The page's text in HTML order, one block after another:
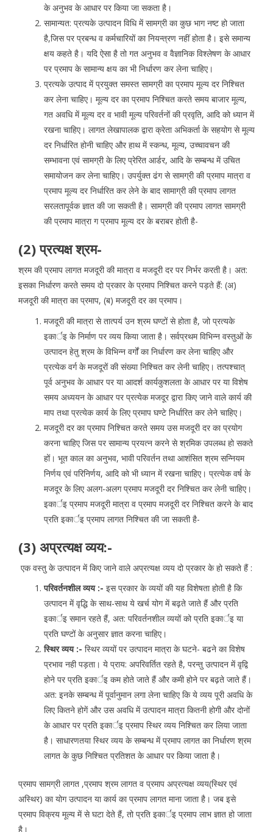
के अनुभव के आधार पर किया जा सकता है।
सामान्यत: प्रत्यके उत्पादन विधि में सामग्री का कुछ भाग नष्ट हो जाता
है,जिस पर प्रबन्ध व कर्मचारियों का नियन्त्रण नहीं होता है। इसे समान्य
क्षय कहते है। यदि ऐसा है तो गत अनुभव व वैज्ञानिक विश्लेषण के आधार
पर प्रमाप के सामान्य क्षय का भी निर्धारण कर लेना चाहिए।
प्रत्यके उत्पाद में प्रयुक्त समस्त सामग्री का प्रमाप मूल्य दर निश्चित
कर लेना चाहिए। मूल्य दर का प्रमाप निश्चित करते समय बाजार मूल्य,
गत अवधि में मूल्य दर व भावी मूल्य परिवर्तनों की प्रवृति, आदि को ध्यान में
रखना चाहिए। लागत लेखापालक द्वारा क्रेता अभिकर्ता के सहयोग से मूल्य
दर निर्धारित होनी चाहिए और हाथ में स्कन्ध, मूल्य, उच्चावचन की
सम्भावना एवं सामग्री के लिए प्रेरित आर्डर, आदि के सम्बन्ध में उचित
समायोजन कर लेना चाहिए। उपर्युक्त ढंग से सामग्री की प्रमाप मात्रा व
प्रमाप मूल्य दर निर्धारित कर लेने के बाद सामाग्री की प्रमाप लागत
सरलतापूर्वक ज्ञात की जा सकती है। सामग्री की प्रमाप लागत सामग्री
की प्रमाप मात्रा ग प्रमाप मूल्य दर के बराबर होती है-
(2) प्रत्यक्ष श्रम-
श्रम की प्रमाप लागत मजदूरी की मात्रा व मजदूरी दर पर निर्भर करती है। अत:
इसका निर्धारण करते समय दो प्रकार के प्रमाप निश्चित करने पड़ते हैं: (अ)
मजदूरी की मात्रा का प्रमाप, (ब) मजदूरी दर का प्रमाप।
मजदूरी की मात्रा से तात्पर्य उन श्रम घण्टों से होता है, जो प्रत्यके
इकार्इ के निर्माण पर व्यय किया जाता है। सर्वप्रथम विभिन्न वस्तुओं के
उत्पादन हेतु श्रम के विभिन्न वर्गों का निर्धारण कर लेना चाहिए और
प्रत्येक वर्ग के मजदूरों की संख्या निश्चित कर लेनी चाहिए। तत्पश्चात्
पूर्व अनुभव के आधार पर या आदर्श कार्यकुशलता के आधार पर या विशेष
समय अध्ययन के आधार पर प्रत्येक मजदूर द्वारा किए जाने वाले कार्य की
माप तथा प्रत्येक कार्य के लिए प्रमाप घण्टे निर्धारित कर लेने चाहिए।
मजदूरी दर का प्रमाप निश्चित करते समय उस मजदूरी दर का प्रयोग
करना चाहिए जिस पर सामान्य प्रयत्न करने से श्रमिक उपलब्ध हो सकते
हों। भूत काल का अनुभव, भावी परिवर्तन तथा आशंसित श्रम सन्नियम
निर्णय एवं परिनिर्णय, आदि को भी ध्यान में रखना चाहिए। प्रत्येक वर्ष के
मजदूर के लिए अलग-अलग प्रमाप मजदूरी दर निश्चित कर लेनी चाहिए।
इकार्इ प्रमाप मजदूरी मात्रा व प्रमाप मजदूरी दर निश्चित करने के बाद
प्रति इकार्इ प्रमाप लागत निश्चित की जा सकती है-
(3) अप्रत्यक्ष व्यय:-
एक वस्तु के उत्पादन में किए जाने वाले अप्रत्यक्ष व्यय दो प्रकार के हो सकते हैं :
परिवर्तनशील व्यय :- इस प्रकार के व्ययों की यह विशेषता होती है कि
उत्पादन में वृद्धि के साथ-साथ ये खर्च योग में बढ़ते जाते हैं और प्रति
इकार्इ समान रहते हैं, अत: परिवर्तनशील व्ययों को प्रति इकार्इ या
प्रति घण्टों के अनुसार ज्ञात करना चाहिए।
स्थिर व्यय :- स्थिर व्ययों पर उत्पादन मात्रा के घटने- बढने का विशेष
प्रभाव नही पड़ता। ये प्राय: अपरिवर्तित रहते है, परन्तु उत्पादन में वृद्वि
होने पर प्रति इकार्इ कम होते जाते हैं और कमी होने पर बढ़ते जाते हैं।
अत: इनके सम्बन्ध में पूर्वानुमान लगा लेना चाहिए कि ये व्यय पूरी अवधि के
लिए कितने होगें और उस अवधि में उत्पादन मात्रा कितनी होगी और दोनों
के आधार पर प्रति इकार्इ प्रमाप स्थिर व्यय निश्चित कर लिया जाता
है। साधारणतया स्थिर व्यय के सम्बन्ध में प्रमाप लागत का निर्धारण श्रम
लागत के कुछ निश्चित प्रतिशत के आधार पर किया जाता है।
प्रमाप सामग्री लागत ,प्रमाप श्रम लागत व प्रमाप अप्रत्यक्ष व्यय(स्थिर एवं
अस्थिर) का योग उत्पादन या कार्य का प्रमाप लागत माना जाता है। जब इसे
प्रमाप विक्रय मूल्य में से घटा देते हैं, तो प्रति इकार्इ प्रमाप लाभ ज्ञात हो जाता
है।